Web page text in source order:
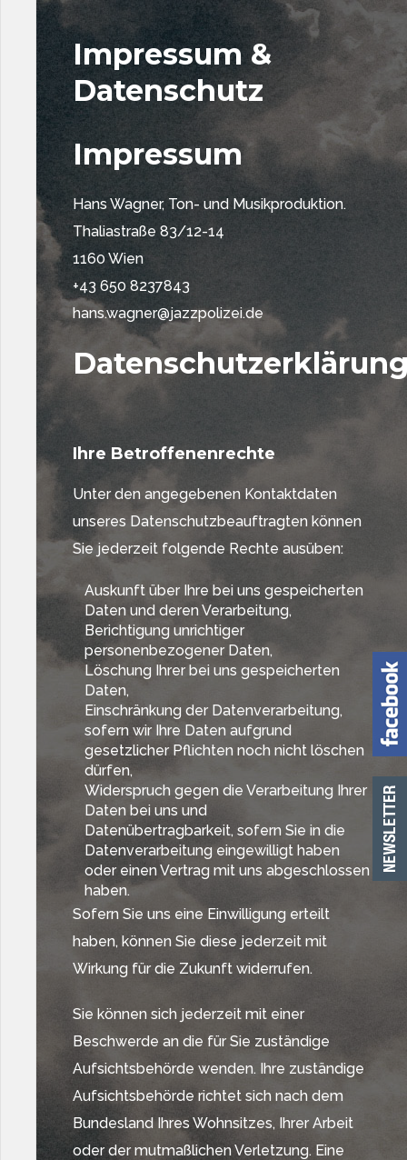
Impressum &
Datenschutz
Impressum
Hans Wagner, Ton- und Musikproduktion.
Thaliastraße 83/12-14
1160 Wien
+43 650 8237843
hans.wagner@jazzpolizei.de
Ihre Betroffenenrechte
Unter den angegebenen Kontaktdaten
unseres Datenschutzbeauftragten können
Sie jederzeit folgende Rechte ausüben:
Auskunft über Ihre bei uns gespeicherten
Daten und deren Verarbeitung,
Berichtigung unrichtiger
personenbezogener Daten,
Löschung Ihrer bei uns gespeicherten
Daten,
Einschränkung der Datenverarbeitung,
sofern wir Ihre Daten aufgrund
gesetzlicher Pflichten noch nicht löschen
dürfen,
Widerspruch gegen die Verarbeitung Ihrer
Daten bei uns und
Datenübertragbarkeit, sofern Sie in die
Datenverarbeitung eingewilligt haben
oder einen Vertrag mit uns abgeschlossen
haben.
Sofern Sie uns eine Einwilligung erteilt
haben, können Sie diese jederzeit mit
Wirkung für die Zukunft widerrufen.
Sie können sich jederzeit mit einer
Beschwerde an die für Sie zuständige
Aufsichtsbehörde wenden. Ihre zuständige
Aufsichtsbehörde richtet sich nach dem
Bundesland Ihres Wohnsitzes, Ihrer Arbeit
oder der mutmaßlichen Verletzung. Eine